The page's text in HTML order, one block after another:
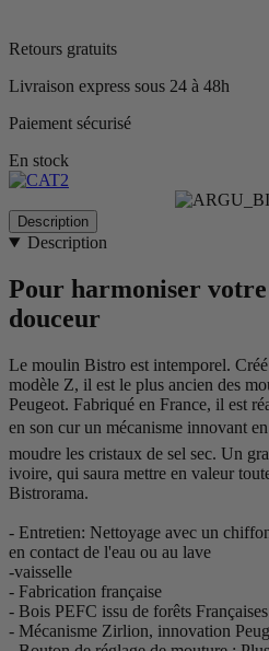
Retours gratuits
Livraison express sous 24 à 48h
Paiement sécurisé
En stock
Description
Description
Pour harmoniser
douceur
Le moulin Bistro est intemporel.
modèle Z, il est le plus ancien des
Peugeot. Fabriqué en France, il est
en son cur un mécanisme innovant
moudre les cristaux de sel sec. Un
ivoire, qui saura mettre en valeur
Bistrorama.
- Entretien: Nettoyage avec un
en contact de l'eau ou au lave
-vaisselle
- Fabrication française
- Bois PEFC issu de forêts
- Mécanisme Zirlion, innovation